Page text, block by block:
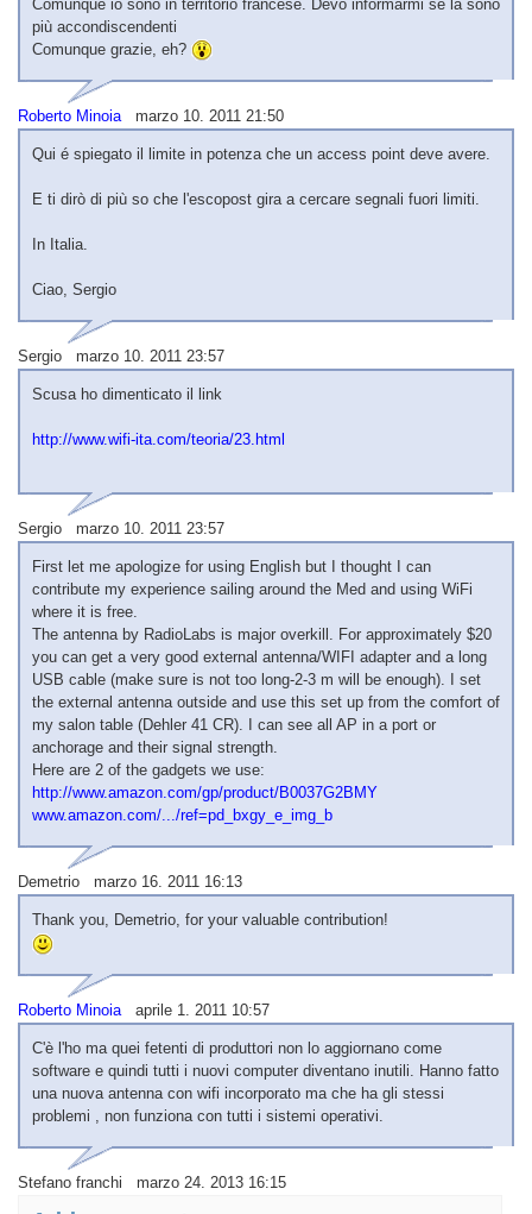
Comunque io sono in territorio francese. Devo informarmi se là sono
più accondiscendenti
Comunque grazie, eh?
Roberto Minoiamarzo 10. 2011 21:50
Qui é spiegato il limite in potenza che un access point deve avere.
E ti dirò di più so che l'escopost gira a cercare segnali fuori limiti.
In Italia.
Ciao, Sergio
Sergio marzo 10. 2011 23:57
Scusa ho dimenticato il link
http://www.wifi-ita.com/teoria/23.html
Sergio marzo 10. 2011 23:57
First let me apologize for using English but I thought I can
contribute my experience sailing around the Med and using WiFi
where it is free.
The antenna by RadioLabs is major overkill. For approximately $20
you can get a very good external antenna/WIFI adapter and a long
USB cable (make sure is not too long-2-3 m will be enough). I set
the external antenna outside and use this set up from the comfort of
my salon table (Dehler 41 CR). I can see all AP in a port or
anchorage and their signal strength.
Here are 2 of the gadgets we use:
http://www.amazon.com/gp/product/B0037G2BMY
www.amazon.com/.../ref=pd_bxgy_e_img_b
Demetrio marzo 16. 2011 16:13
Thank you, Demetrio, for your valuable contribution!
Roberto Minoia aprile 1. 2011 10:57
C'è l'ho ma quei fetenti di produttori non lo aggiornano come
software e quindi tutti i nuovi computer diventano inutili. Hanno fatto
una nuova antenna con wifi incorporato ma che ha gli stessi
problemi , non funziona con tutti i sistemi operativi.
Stefano franchi marzo 24. 2013 16:15